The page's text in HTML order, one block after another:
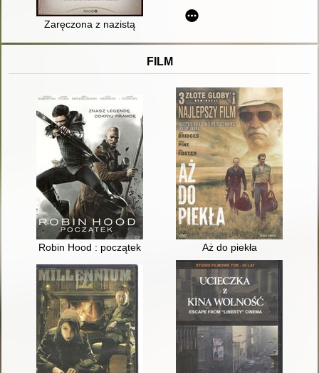
Zaręczona z nazistą
FILM
Robin Hood : początek Aż do piekła